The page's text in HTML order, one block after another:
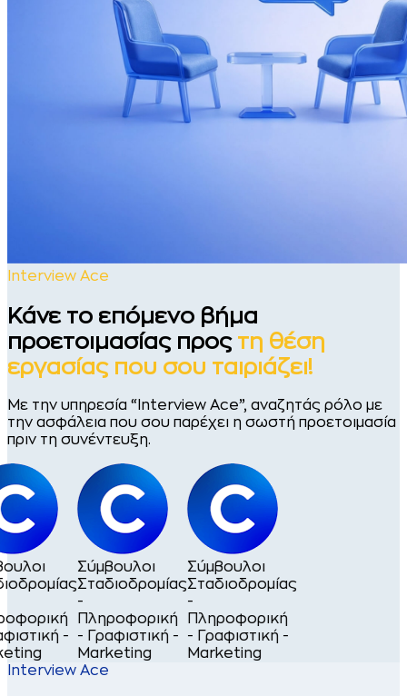
Interview Ace
Κάνε το επόμενο βήμα
προετοιμασίας προς τη θέση
εργασίας που σου ταιριάζει!
Με την υπηρεσία “Interview Ace”, αναζητάς ρόλο με
την ασφάλεια που σου παρέχει η σωστή προετοιμασία
πριν τη συνέντευξη.
-
Σύμβουλοι
Σταδιοδρομίας
-
Πληροφορική
- Γραφιστική -
Marketing
Σύμβουλοι
Σταδιοδρομίας
-
Πληροφορική
- Γραφιστική -
Marketing
Interview Ace